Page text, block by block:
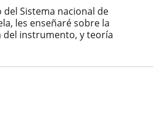
Sistema nacional de
les enseñaré sobre la
del instrumento, y teoría